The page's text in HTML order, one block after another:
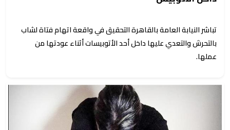
تباشر النيابة العامة بالقاهرة التحقيق في واقعة اتهام فتاة لشاب
بالتحرش والتعدي عليها داخل أحد الأتوبيسات أثناء عودتها من
عملها.